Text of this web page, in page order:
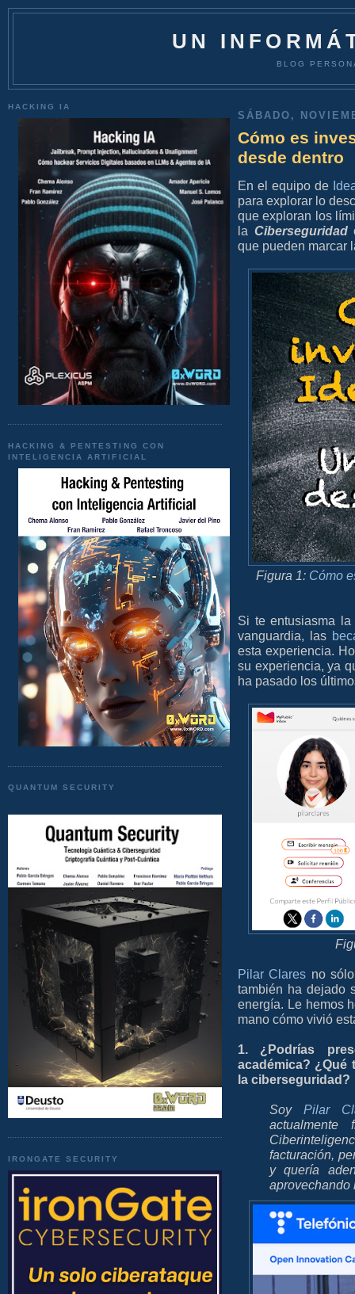
UN
BLOG
HACKING IA
HACKING & PENTESTING CON
INTELIGENCIA ARTIFICIAL
QUANTUM SECURITY
IRONGATE SECURITY
SÁBADO,
Cómo es
desde dentro
En el equipo de
para explorar lo
que exploran los
la Ciberseguridad
que pueden marcar
Figura 1: Cómo
Si te entusiasma
vanguardia, las
esta experiencia.
su experiencia, ya
ha pasado los
Pilar Clares no
también ha dejado
energía. Le hemos
mano cómo vivió
1. ¿Podrías
académica? ¿Qué
la ciberseguridad?
Soy Pilar
actualmente
facturación,
y quería
aprovechando